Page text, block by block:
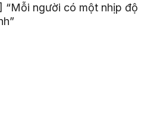
“Mỗi người có một nhịp độ